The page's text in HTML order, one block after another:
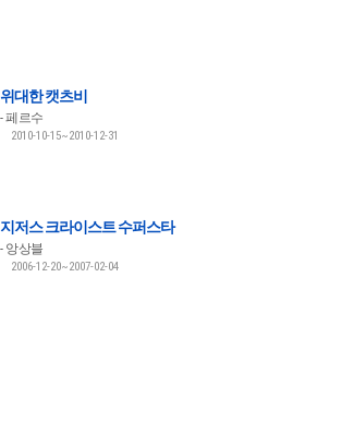
위대한 캣츠비
페르수
2010-10-15~2010-12-31
지저스 크라이스트 수퍼스타
앙상블
2006-12-20~2007-02-04